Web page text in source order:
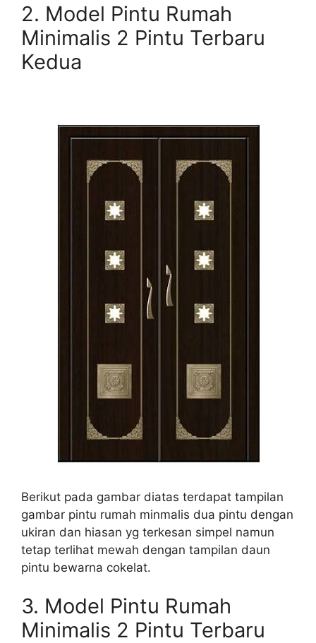
2. Model Pintu Rumah
Minimalis 2 Pintu Terbaru
Kedua
Berikut pada gambar diatas terdapat tampilan
gambar pintu rumah minmalis dua pintu dengan
ukiran dan hiasan yg terkesan simpel namun
tetap terlihat mewah dengan tampilan daun
pintu bewarna cokelat.
3. Model Pintu Rumah
Minimalis 2 Pintu Terbaru